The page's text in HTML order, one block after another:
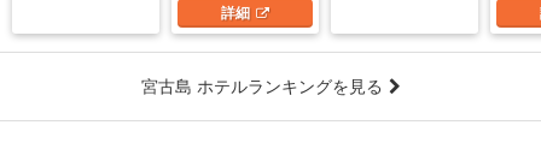
詳細
宮古島 ホテルランキングを見る